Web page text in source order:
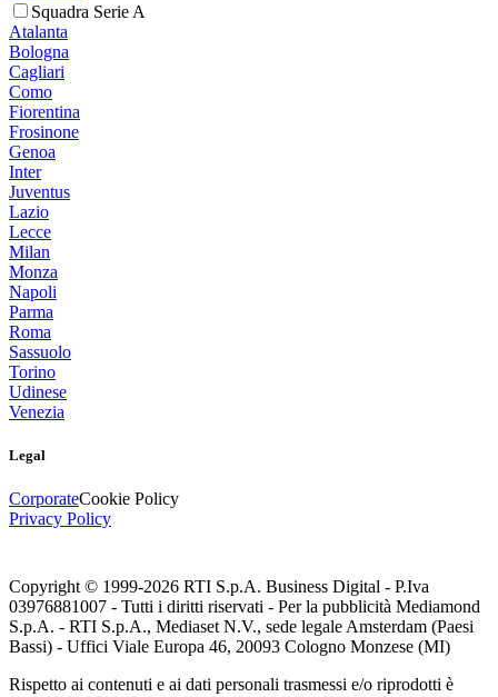
Squadra Serie A
Atalanta
Bologna
Cagliari
Como
Fiorentina
Frosinone
Genoa
Inter
Juventus
Lazio
Lecce
Milan
Monza
Napoli
Parma
Roma
Sassuolo
Torino
Udinese
Venezia
Legal
CorporateCookie Policy
Privacy Policy
Copyright © 1999-2026 RTI S.p.A. Business Digital - P.Iva
03976881007 - Tutti i diritti riservati - Per la pubblicità Mediamond
S.p.A. - RTI S.p.A., Mediaset N.V., sede legale Amsterdam (Paesi
Bassi) - Uffici Viale Europa 46, 20093 Cologno Monzese (MI)
Rispetto ai contenuti e ai dati personali trasmessi e/o riprodotti è